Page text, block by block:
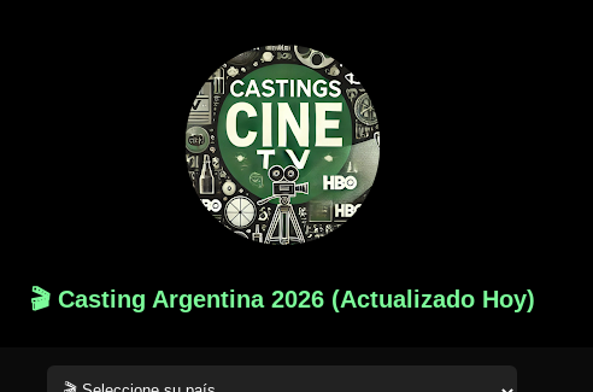
🎬 Casting Argentina 2026 (Actualizado Hoy)